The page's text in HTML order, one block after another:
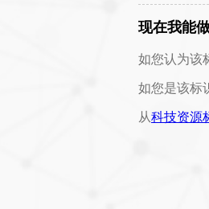
现在我能
如您认为该
如您是该标
从科技资源